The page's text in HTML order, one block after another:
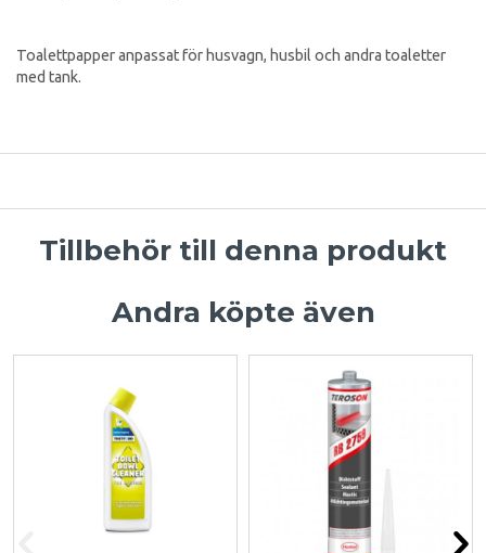
Toalettpapper anpassat för husvagn, husbil och andra toaletter
med tank.
Tillbehör till denna produkt
Andra köpte även